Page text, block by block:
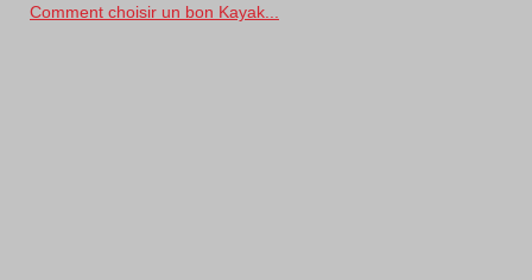
Comment choisir un bon Kayak...